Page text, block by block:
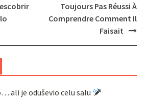
Toujours Pas Réussi À
Comprendre Comment Il
Faisait
ali je oduševio celu salu